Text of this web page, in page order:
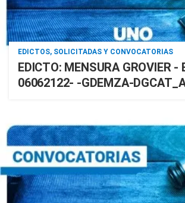
EDICTOS, SOLICITADAS Y CONVOCATORIAS
EDICTO: MENSURA GROVIER -
06062122- -GDEMZA-